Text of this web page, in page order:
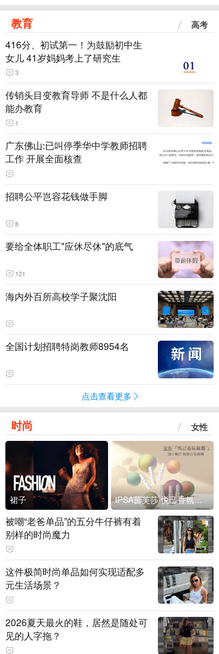
教育 高考
416分、初试第一！为鼓励初中生
女儿 41岁妈妈考上了研究生
3
传销头目变教育导师 不是什么人都
能办教育
1
广东佛山:已叫停季华中学教师招聘
工作 开展全面核查
招聘公平岂容花钱做手脚
8
要给全体职工"应休尽休"的底气
121
海内外百所高校学子聚沈阳
全国计划招聘特岗教师8954名
点击查看更多
时尚 女性
裙子 IPSA茵芙莎 悦己香氛凝露上市
被嘲“老爸单品”的五分牛仔裤有着
别样的时尚魔力
这件极简时尚单品如何实现适配多
元生活场景？
2026夏天最火的鞋，居然是随处可
见的人字拖？